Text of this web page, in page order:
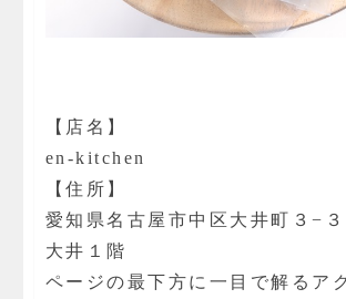
【店名】
en-kitchen
【住所】
愛知県名古屋市中区大井町３−
大井１階
ページの最下方に一目で解るア